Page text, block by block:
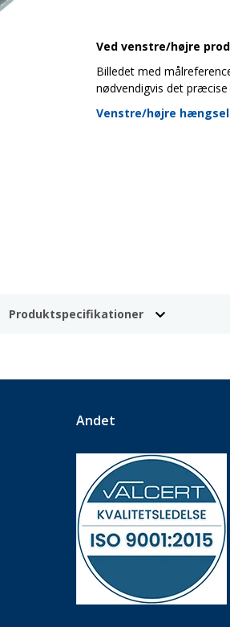
Ved venstre/højre
Billedet med
nødvendigvis det præcise
Venstre/højre
Produktspecifikationer
Andet